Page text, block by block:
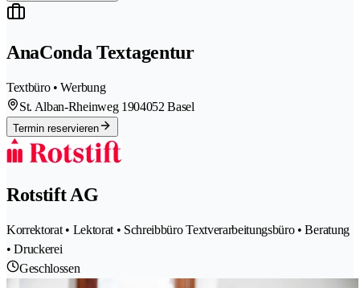
AnaConda Textagentur
Textbüro • Werbung
St. Alban-Rheinweg 1904052 Basel
Termin reservieren
Rotstift AG
Korrektorat • Lektorat • Schreibbüro Textverarbeitungsbüro • Beratung
• Druckerei
Geschlossen